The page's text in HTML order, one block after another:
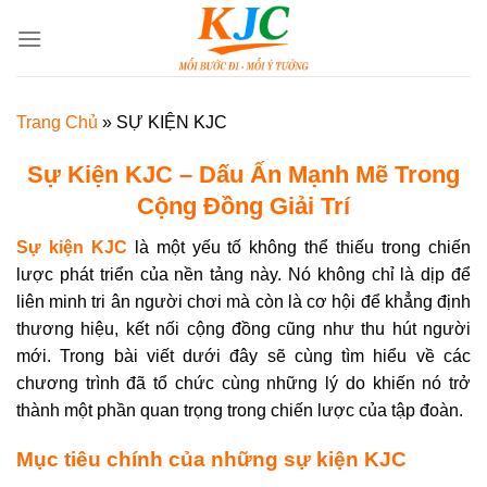
Trang Chủ » SỰ KIỆN KJC
Sự Kiện KJC – Dấu Ấn Mạnh Mẽ Trong
Cộng Đồng Giải Trí
Sự kiện KJC là một yếu tố không thể thiếu trong chiến
lược phát triển của nền tảng này. Nó không chỉ là dịp để
liên minh tri ân người chơi mà còn là cơ hội để khẳng định
thương hiệu, kết nối cộng đồng cũng như thu hút người
mới. Trong bài viết dưới đây sẽ cùng tìm hiểu về các
chương trình đã tổ chức cùng những lý do khiến nó trở
thành một phần quan trọng trong chiến lược của tập đoàn.
Mục tiêu chính của những sự kiện KJC